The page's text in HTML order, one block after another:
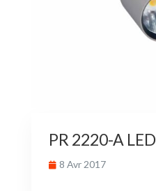
PR 2220-A LED
8 Avr 2017